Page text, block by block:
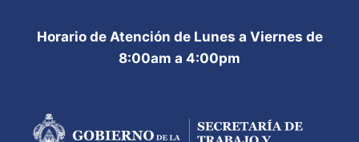
Horario de Atención de Lunes a Viernes de
8:00am a 4:00pm